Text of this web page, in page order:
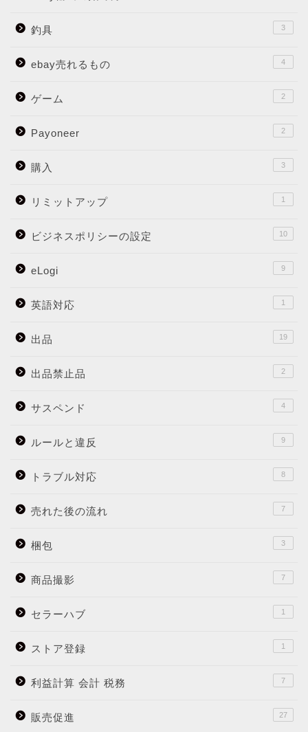
釣具 3
ebay売れるもの 4
ゲーム 2
Payoneer 2
購入 3
リミットアップ 1
ビジネスポリシーの設定 10
eLogi 9
英語対応 1
出品 19
出品禁止品 2
サスペンド 4
ルールと違反 9
トラブル対応 8
売れた後の流れ 7
梱包 3
商品撮影 7
セラーハブ 1
ストア登録 1
利益計算 会計 税務 7
販売促進 27